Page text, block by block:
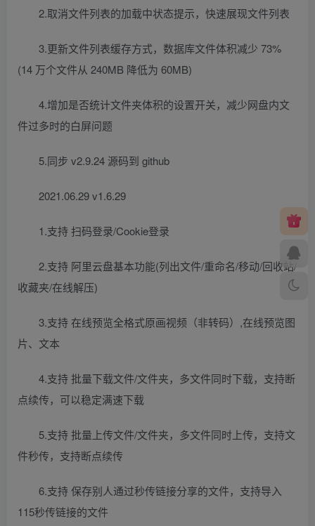
2.取消文件列表的加载中状态提示，快速展现文件列表
3.更新文件列表缓存方式，数据库文件体积减少 73%
(14 万个文件从 240MB 降低为 60MB)
4.增加是否统计文件夹体积的设置开关，减少网盘内文
件过多时的白屏问题
5.同步 v2.9.24 源码到 github
2021.06.29 v1.6.29
1.支持 扫码登录/Cookie登录
2.支持 阿里云盘基本功能(列出文件/重命名/移动/回收站/
收藏夹/在线解压)
3.支持 在线预览全格式原画视频（非转码）,在线预览图
片、文本
4.支持 批量下载文件/文件夹，多文件同时下载，支持断
点续传，可以稳定满速下载
5.支持 批量上传文件/文件夹，多文件同时上传，支持文
件秒传，支持断点续传
6.支持 保存别人通过秒传链接分享的文件，支持导入
115秒传链接的文件